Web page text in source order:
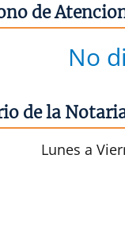
de
No
de la
Lunes a